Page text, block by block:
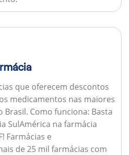
que oferecem descontos
medicamentos nas maiores
Brasil. Como funciona: Basta
SulAmérica na farmácia
Farmácias e
de 25 mil farmácias com